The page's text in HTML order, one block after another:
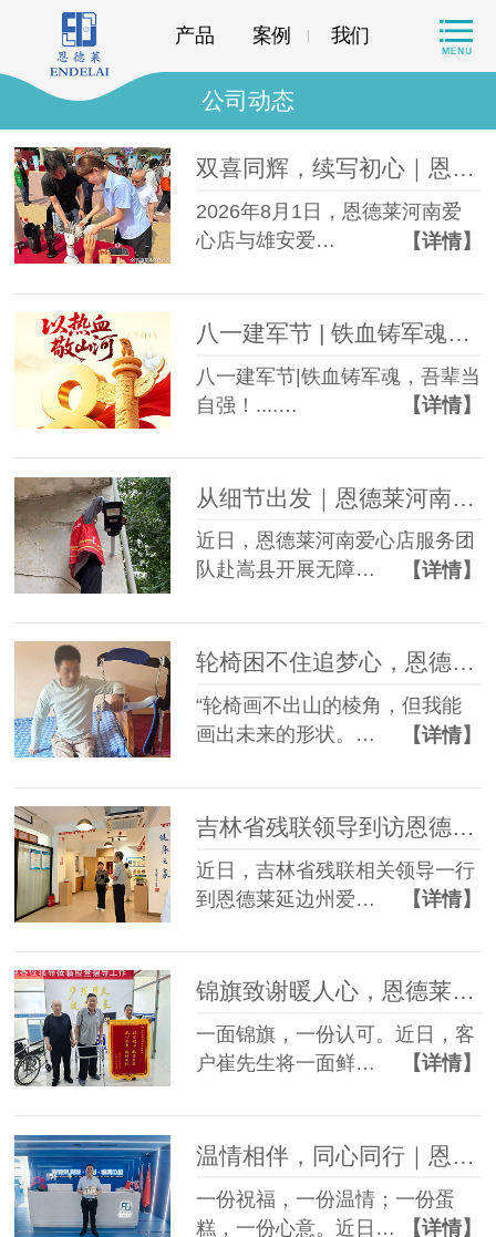
产品 案例 我们
公司动态
双喜同辉，续写初心｜恩德莱河南及雄安爱心店共庆周年，再启新程
2026年8月1日，恩德莱河南爱
心店与雄安爱…
【详情】
八一建军节 | 铁血铸军魂，吾辈当自强！
八一建军节|铁血铸军魂，吾辈当
自强！....…
【详情】
近日，恩德莱河南爱心店服务团
队赴嵩县开展无障…
【详情】
轮椅困不住追梦心，恩德莱西安爱心店助力截瘫小伙绘就自强未来
“轮椅画不出山的棱角，但我能
画出未来的形状。…
【详情】
吉林省残联领导到访恩德莱延边州爱心店调研指导工作
近日，吉林省残联相关领导一行
到恩德莱延边州爱…
【详情】
锦旗致谢暖人心，恩德莱匠心助客户康复前行
一面锦旗，一份认可。近日，客
户崔先生将一面鲜…
【详情】
温情相伴，同心同行｜恩德莱暖心员工生日会，定格美好时光
一份祝福，一份温情；一份蛋
糕，一份心意。近日…
【详情】